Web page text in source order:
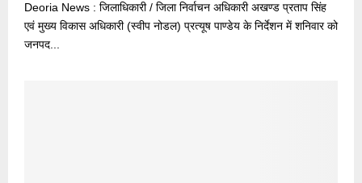
Deoria News : जिलाधिकारी / जिला निर्वाचन अधिकारी अखण्ड प्रताप सिंह
एवं मुख्य विकास अधिकारी (स्वीप नोडल) प्रत्यूष पाण्डेय के निर्देशन में शनिवार को
जनपद...